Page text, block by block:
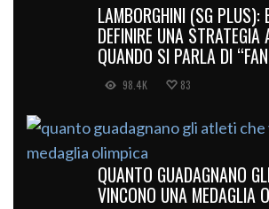
LAMBORGHINI (SG PLUS):
DEFINIRE UNA STRATEGIA
QUANDO SI PARLA DI
98.4K 83
QUANTO GUADAGNANO
VINCONO UNA MEDAGLIA